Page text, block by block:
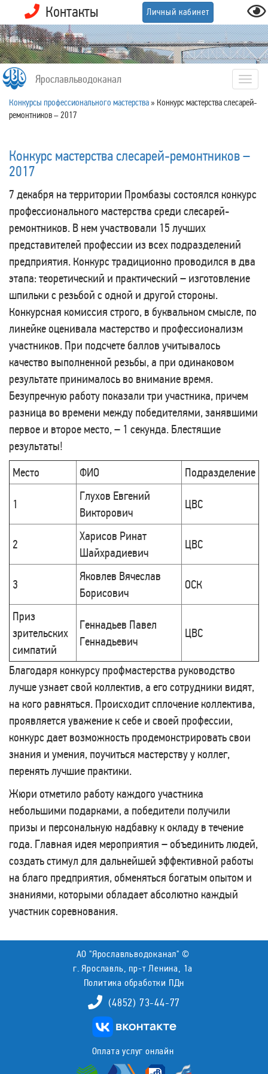
Контакты Личный кабинет
Ярославльводоканал
Конкурсы профессионального мастерства » Конкурс мастерства слесарей-
ремонтников – 2017
Конкурс мастерства слесарей-ремонтников –
2017
7 декабря на территории Промбазы состоялся конкурс
профессионального мастерства среди слесарей-
ремонтников. В нем участвовали 15 лучших
представителей профессии из всех подразделений
предприятия. Конкурс традиционно проводился в два
этапа: теоретический и практический – изготовление
шпильки с резьбой с одной и другой стороны.
Конкурсная комиссия строго, в буквальном смысле, по
линейке оценивала мастерство и профессионализм
участников. При подсчете баллов учитывалось
качество выполненной резьбы, а при одинаковом
результате принималось во внимание время.
Безупречную работу показали три участника, причем
разница во времени между победителями, занявшими
первое и второе место, – 1 секунда. Блестящие
результаты!
Место
ФИО Подразделение
1
Глухов Евгений
Викторович
ЦВС
2
Харисов Ринат
Шайхрадиевич
ЦВС
3
Яковлев Вячеслав
Борисович
ОСК
Приз
зрительских
симпатий
Геннадьев Павел
Геннадьевич
ЦВС
Благодаря конкурсу профмастерства руководство
лучше узнает свой коллектив, а его сотрудники видят,
на кого равняться. Происходит сплочение коллектива,
проявляется уважение к себе и своей профессии,
конкурс дает возможность продемонстрировать свои
знания и умения, поучиться мастерству у коллег,
перенять лучшие практики.
Жюри отметило работу каждого участника
небольшими подарками, а победители получили
призы и персональную надбавку к окладу в течение
года. Главная идея мероприятия – объединить людей,
создать стимул для дальнейшей эффективной работы
на благо предприятия, обменяться богатым опытом и
знаниями, которыми обладает абсолютно каждый
участник соревнования.
АО "Ярославльводоканал" ©
г. Ярославль, пр-т Ленина, 1а
Политика обработки ПДн
(4852) 73-44-77
Оплата услуг онлайн